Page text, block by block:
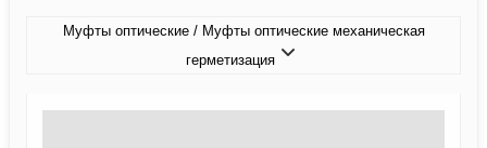
Муфты оптические / Муфты оптические механическая
герметизация